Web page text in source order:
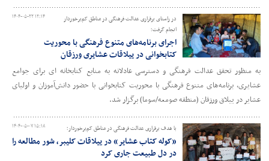
۱۴۰۴-۰۵-۲۲ ۱۲:۱۴
در راستای برقراری عدالت فرهنگی در مناطق کم‌برخوردار
انجام گرفت؛
اجرای برنامه‌های متنوع فرهنگی با محوریت
کتابخوانی در ییلاقات عشایری ورزقان
به منظور تحقق عدالت فرهنگی و دسترسی عادلانه به منابع کتابخانه ای برای جوامع
عشایری، برنامه‌های متنوع فرهنگی با محوریت کتابخوانی با حضور دانش‌آموزان و اولیای
عشایر در ییلاق ورزقان (منطقه صومعه/سوما) برگزار شد.
۱۴۰۴-۰۵-۰۷ ۱۵:۱۸ با هدف برقراری عدالت فرهنگی در مناطق کم‌برخوردار؛
«کوله کتاب عشایر» در ییلاقات کلیبر، شور مطالعه را
در دل طبیعت جاری کرد